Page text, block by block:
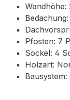
Wandhöhe:
Pfosten: 7
Sockel: 4
Holzart: